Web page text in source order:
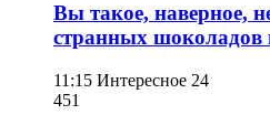
Вы такое, наверное,
странных шоколадов
11:15 Интересное 24
451